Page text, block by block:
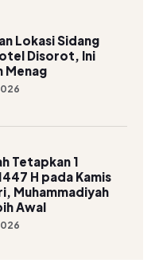
Lokasi Sidang
Disorot, Ini
Menag
Tetapkan 1
H pada Kamis
Muhammadiyah
Awal